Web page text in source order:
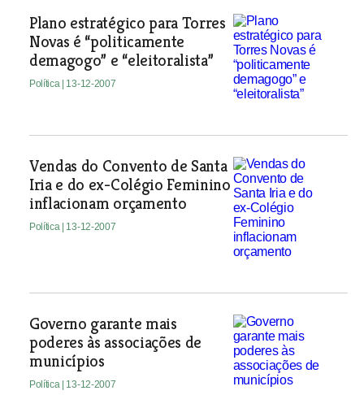
Plano estratégico para Torres
Novas é “politicamente
demagogo” e “eleitoralista”
Política | 13-12-2007
Vendas do Convento de Santa
Iria e do ex-Colégio Feminino
inflacionam orçamento
Política | 13-12-2007
Governo garante mais
poderes às associações de
municípios
Política | 13-12-2007